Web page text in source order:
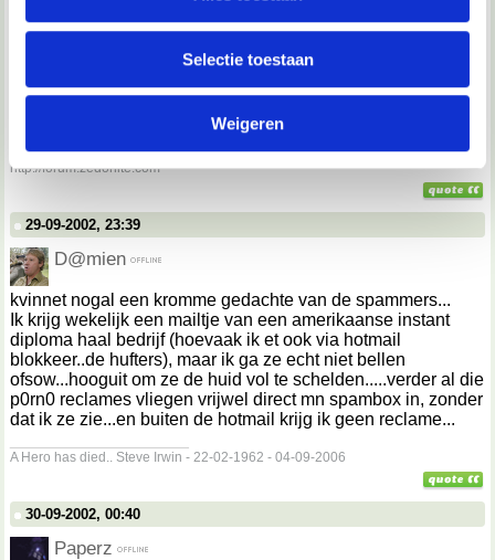
informatie over jouw gebruik van onze site met onze
partners kunnen deze gegevens combineren met andere
informatie die je aan ze hebt verstrekt of die ze hebben
verzameld op basis van jouw gebruik van hun services.
We werken samen met
Selectie toestaan
Weigeren
29-09-2002, 23:38
__________________
http://forum.zedonite.com
29-09-2002, 23:39
D@mien
kvinnet nogal een kromme gedachte van de spammers...
Ik krijg wekelijk een mailtje van een amerikaanse instant
diploma haal bedrijf (hoevaak ik et ook via hotmail
blokkeer..de hufters), maar ik ga ze echt niet bellen
ofsow...hooguit om ze de huid vol te schelden.....verder al die
p0rn0 reclames vliegen vrijwel direct mn spambox in, zonder
dat ik ze zie...en buiten de hotmail krijg ik geen reclame...
A Hero has died.. Steve Irwin - 22-02-1962 - 04-09-2006
30-09-2002, 00:40
Paperz